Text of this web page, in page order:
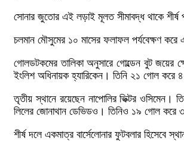
সোনার জুতোর এই লড়াই মূলত সীমাবদ্ধ থাকে শীর্ষ
চলমান মৌসুমের ১০ মাসের ফলাফল পর্যবেক্ষণ
গোলডটকমের তালিকা অনুসারে গোল্ডেন বুট জয়ের
ইংলিশ অধিনায়ক হ্যারিকেন। তিনি ২১ গোল করে
তৃতীয় স্থানে রয়েছেন নাপোলির ভিক্টর
লিলের জোনাথান ডেভিডও। তিনিও ১৯ গোল করে
শীর্ষ দলে একমাত্র বার্সেলোনার ফুটবলার হিসেবে